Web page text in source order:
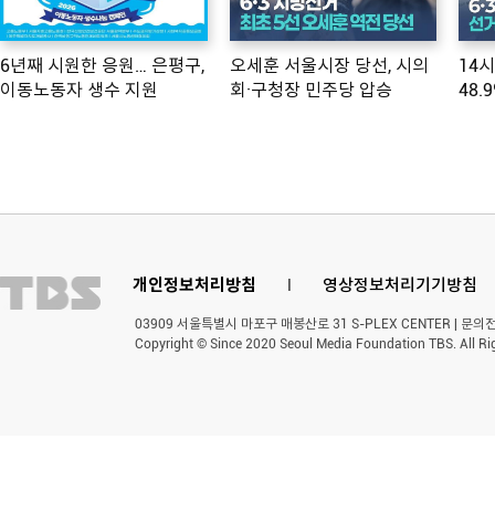
6년째 시원한 응원… 은평구,
이동노동자 생수 지원
오세훈 서울시장 당선, 시의
회·구청장 민주당 압승
14
개인정보처리방침 l 영상정보처리기기방침
03909 서울특별시 마포구 매봉산로 31 S-PLEX CENTER | 문
Copyright © Since 2020 Seoul Media Foundation TBS. All